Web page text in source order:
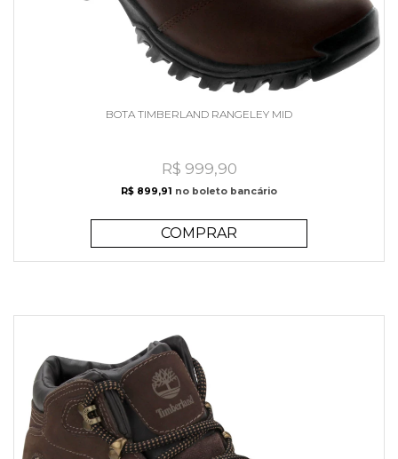
BOTA TIMBERLAND RANGELEY MID
R$ 999,90
R$ 899,91 no boleto bancário
COMPRAR